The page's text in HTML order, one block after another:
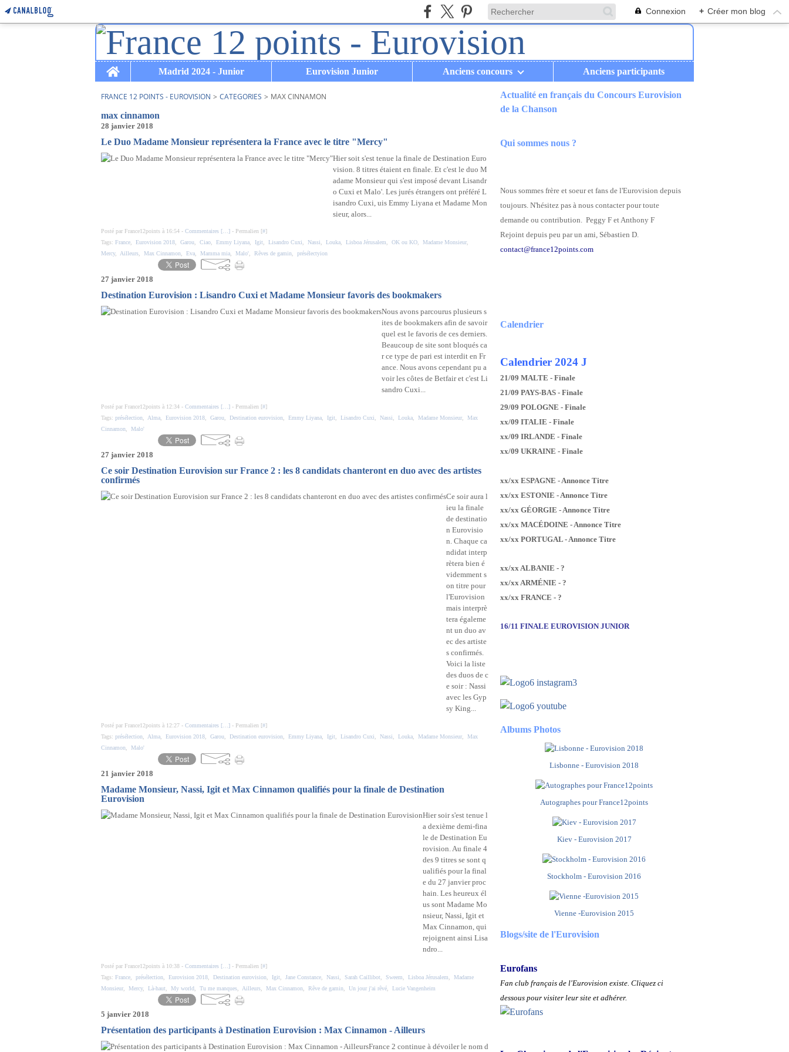
Connexion + Créer mon blog
Home
Madrid 2024 - Junior Eurovision Junior Anciens concours Anciens participants
FRANCE 12 POINTS - EUROVISION > CATEGORIES > MAX CINNAMON
max cinnamon
28 janvier 2018
Le Duo Madame Monsieur représentera la France avec le titre "Mercy"
Hier soit s'est tenue la finale de Destination Euro
vision. 8 titres étaient en finale. Et c'est le duo M
adame Monsieur qui s'est imposé devant Lisandr
o Cuxi et Malo'. Les jurés étrangers ont préféré L
isandro Cuxi, uis Emmy Liyana et Madame Mon
sieur, alors...
Posté par France12points à 16:54 - Commentaires [ ] - Permalien [#]
Tags: France Eurovision 2018 Garou Ciao Emmy Liyana Igit Lisandro Cuxi Nassi Louka Lisboa Jérusalem OK ou KO Madame Monsieur
Mercy, Ailleurs Max Cinnamon Eva Mamma mia Malo' Rêves de gamin présélectyion
27 janvier 2018
Destination Eurovision : Lisandro Cuxi et Madame Monsieur favoris des bookmakers
Nous avons parcourus plusieurs s
ites de bookmakers afin de savoir
quel est le favoris de ces derniers.
Beaucoup de site sont bloqués ca
r ce type de pari est interdit en Fr
ance. Nous avons cependant pu a
voir les côtes de Betfair et c'est Li
sandro Cuxi...
Posté par France12points à 12:34 - Commentaires [ ] - Permalien [#]
Tags: présélection Alma Eurovision 2018 Garou Destination eurovision Emmy Liyana Igit Lisandro Cuxi Nassi Louka Madame Monsieur
Max
Cinnamon
Malo'
27 janvier 2018
Ce soir Destination Eurovision sur France 2 : les 8 candidats chanteront en duo avec des artistes
confirmés
Ce soir aura l
ieu la finale
de destinatio
n Eurovisio
n. Chaque ca
ndidat interp
rètera bien é
videmment s
on titre pour
l'Eurovision
mais interprè
tera égaleme
nt un duo av
ec des artiste
s confirmés.
Voici la liste
des duos de c
e soir : Nassi
avec les Gyp
sy King...
Posté par France12points à 12:27 - Commentaires [ ] - Permalien [#]
Tags: présélection Alma Eurovision 2018 Garou Destination eurovision Emmy Liyana Igit Lisandro Cuxi Nassi Louka Madame Monsieur
Max
Cinnamon
Malo'
21 janvier 2018
Madame Monsieur, Nassi, Igit et Max Cinnamon qualifiés pour la finale de Destination
Eurovision
Hier soir s'est tenue l
a dexième demi-fina
le de Destination Eu
rovision. Au finale 4
des 9 titres se sont q
ualifiés pour la final
e du 27 janvier proc
hain. Les heureux él
us sont Madame Mo
nsieur, Nassi, Igit et
Max Cinnamon, qui
rejoignent ainsi Lisa
ndro...
Posté par France12points à 10:38 - Commentaires [ ] - Permalien [#]
Tags: France présélection Eurovision 2018 Destination eurovision Igit Jane Constance Nassi Sarah Caillibot Sweem Lisboa Jérusalem
Madame
Monsieur
Mercy, Là-haut My world Tu me manques Ailleurs Max Cinnamon Rêve de gamin Un jour j'ai rêvé Lucie Vangenheim
5 janvier 2018
Présentation des participants à Destination Eurovision : Max Cinnamon - Ailleurs
France 2 continue à dévoiler le nom d
Actualité en français du Concours Eurovision
de la Chanson
Qui sommes nous ?
Nous sommes frère et soeur et fans de l'Eurovision depuis
toujours. N'hésitez pas à nous contacter pour toute
demande ou contribution. Peggy F et Anthony F
Rejoint depuis peu par un ami, Sébastien D.
contact@france12points.com
Calendrier
Calendrier 2024 J
21/09 MALTE - Finale
21/09 PAYS-BAS - Finale
29/09 POLOGNE - Finale
xx/09 ITALIE - Finale
xx/09 IRLANDE - Finale
xx/09 UKRAINE - Finale
xx/xx ESPAGNE - Annonce Titre
xx/xx ESTONIE - Annonce Titre
xx/xx GÉORGIE - Annonce Titre
xx/xx MACÉDOINE - Annonce Titre
xx/xx PORTUGAL - Annonce Titre
xx/xx ALBANIE - ?
xx/xx ARMÉNIE - ?
xx/xx FRANCE - ?
16/11 FINALE EUROVISION JUNIOR
Albums Photos
Lisbonne - Eurovision 2018
Autographes pour France12points
Kiev - Eurovision 2017
Stockholm - Eurovision 2016
Vienne -Eurovision 2015
Blogs/site de l'Eurovision
Eurofans
Fan club français de l'Eurovision existe. Cliquez ci
dessous pour visiter leur site et adhérer.